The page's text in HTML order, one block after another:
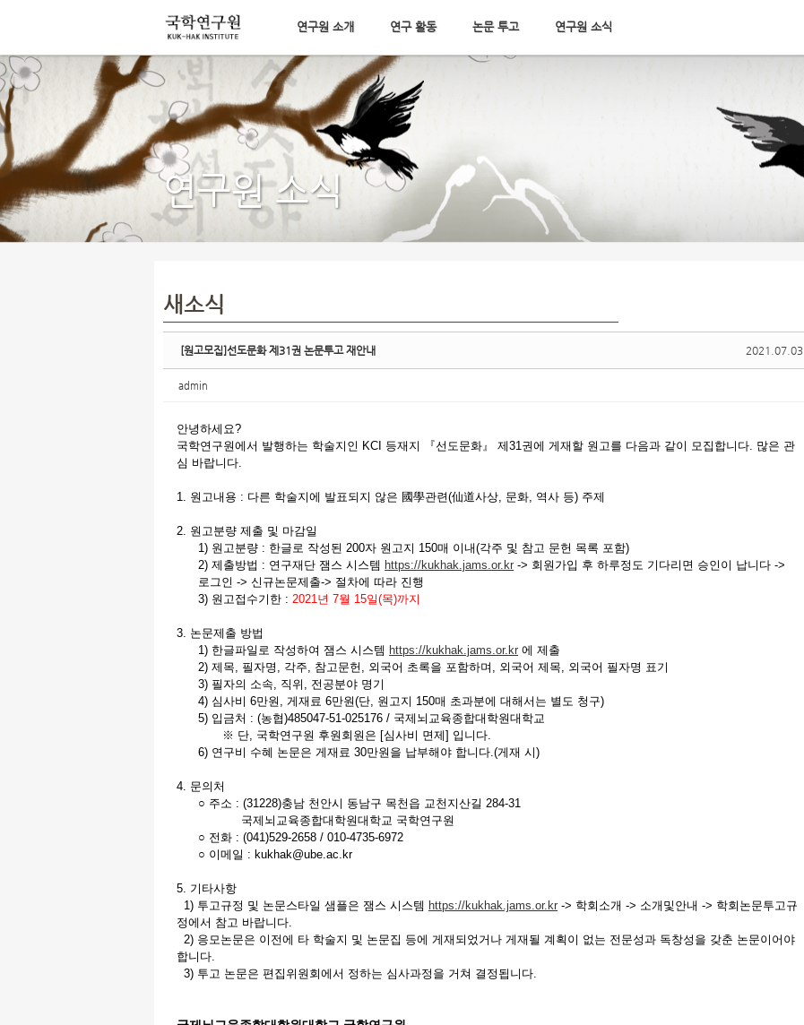
메뉴 건너뛰기
연구원 소개 연구 활동 논문 투고 연구원 소식
연구원 소식
새소식
2021.07.03
[원고모집]선도문화 제31권 논문투고 재안내
admin
안녕하세요?
국학연구원에서 발행하는 학술지인 KCI 등재지 『선도문화』 제31권에 게재할 원고를 다음과 같이 모집합니다. 많은 관
심 바랍니다.
1. 원고내용 : 다른 학술지에 발표되지 않은 國學관련(仙道사상, 문화, 역사 등) 주제
2. 원고분량 제출 및 마감일
1) 원고분량 : 한글로 작성된 200자 원고지 150매 이내(각주 및 참고 문헌 목록 포함)
2) 제출방법 : 연구재단 잼스 시스템 https://kukhak.jams.or.kr -> 회원가입 후 하루정도 기다리면 승인이 납니다 ->
로그인 -> 신규논문제출-> 절차에 따라 진행
3) 원고접수기한 :2021년 7월 15일(목)까지
3. 논문제출 방법
1) 한글파일로 작성하여 잼스 시스템 https://kukhak.jams.or.kr 에 제출
2) 제목, 필자명, 각주, 참고문헌, 외국어 초록을 포함하며, 외국어 제목, 외국어 필자명 표기
3) 필자의 소속, 직위, 전공분야 명기
4) 심사비 6만원, 게재료 6만원(단, 원고지 150매 초과분에 대해서는 별도 청구)
5) 입금처 : (농협)485047-51-025176 / 국제뇌교육종합대학원대학교
※ 단, 국학연구원 후원회원은 [심사비 면제] 입니다.
6) 연구비 수혜 논문은 게재료 30만원을 납부해야 합니다.(게재 시)
4. 문의처
○ 주소 : (31228)충남 천안시 동남구 목천읍 교천지산길 284-31
국제뇌교육종합대학원대학교 국학연구원
○ 전화 : (041)529-2658 / 010-4735-6972
○ 이메일 : kukhak@ube.ac.kr
5. 기타사항
1) 투고규정 및 논문스타일 샘플은 잼스 시스템 https://kukhak.jams.or.kr -> 학회소개 -> 소개및안내 -> 학회논문투고규
정에서 참고 바랍니다.
2) 응모논문은 이전에 타 학술지 및 논문집 등에 게재되었거나 게재될 계획이 없는 전문성과 독창성을 갖춘 논문이어야
합니다.
3) 투고 논문은 편집위원회에서 정하는 심사과정을 거쳐 결정됩니다.
Sketchbook5, 스케치북5
Sketchbook5, 스케치북5